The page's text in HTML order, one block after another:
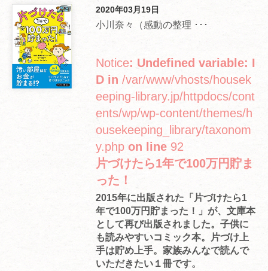
2020年03月19日
小川奈々（感動の整理 ･･･
Notice: Undefined variable: I
D in /var/www/vhosts/housek
eeping-library.jp/httpdocs/cont
ents/wp/wp-content/themes/h
ousekeeping_library/taxonom
y.php on line 92
片づけたら1年で100万円貯ま
った！
2015年に出版された「片づけたら1
年で100万円貯まった！」が、文庫本
として再び出版されました。子供に
も読みやすいコミック本。片づけ上
手は貯め上手。家族みんなで読んで
いただきたい１冊です。